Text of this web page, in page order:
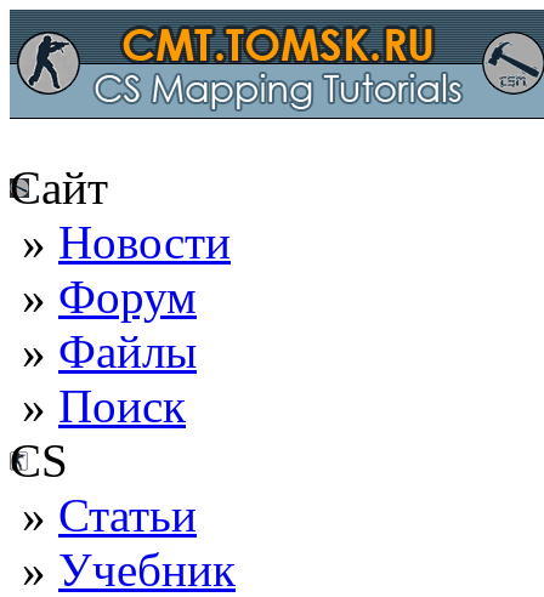
Сайт
» Новости
» Форум
» Файлы
» Поиск
CS
» Статьи
» Учебник